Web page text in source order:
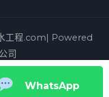
工程.com| Powered
司
WhatsApp